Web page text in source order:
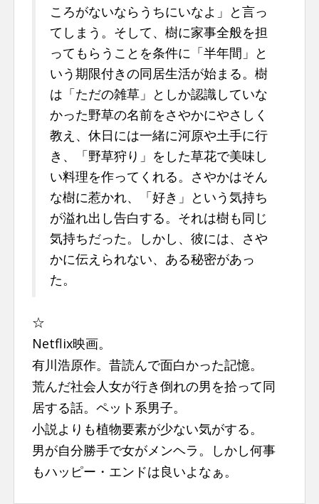
ころがないならうちにいなよ」と言っ
てしまう。そして、樹に家事全般を担
ってもらうことを条件に「半年間」と
いう期限付きの同居生活が始まる。樹
は「ただの雑草」としか認識していな
かった野草の名前をさやかにやさしく
教え、休日には一緒に河原や土手に行
き、「野草狩り」をした草花で美味し
い料理を作ってくれる。さやかはそん
な樹に惹かれ、「好き」という気持ち
が溢れ出し告白する。それは樹も同じ
気持ちだった。しかし、彼には、さや
かに伝えられない、ある秘密があっ
た。
☆
Netflix映画。
有川浩原作。昔読んで面白かった記憶。
荒んだ社会人女が行き倒れの男を拾って同
居する話。ペット系男子。
小説よりも植物要素が少ない気がする。
男が自分勝手で女がメンヘラ。しかし何事
もハッピー・エンドは良いよなぁ。